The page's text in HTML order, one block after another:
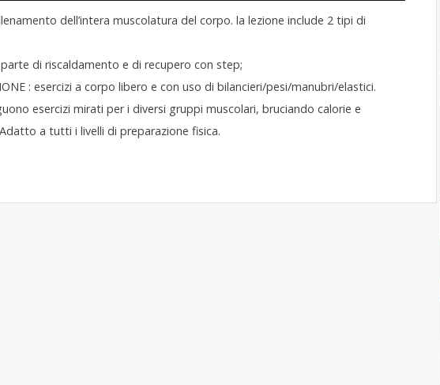
dell’intera muscolatura del corpo. la lezione include 2 tipi di
parte di riscaldamento e di recupero con step;
: esercizi a corpo libero e con uso di bilancieri/pesi/manubri/elastici.
esercizi mirati per i diversi gruppi muscolari, bruciando calorie e
a tutti i livelli di preparazione fisica.